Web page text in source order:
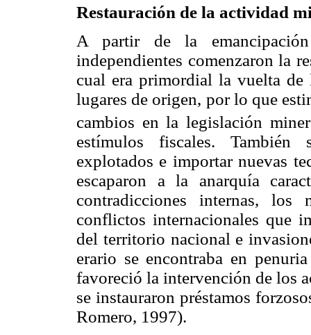
Restauración de la actividad
A partir de la
independientes comenzaron la
cual era primordial la vuelta
lugares de origen, por lo que
cambios en la legislación
estímulos fiscales.
explotados e importar nuevas
escaparon a la anarquía
contradicciones internas,
conflictos internacionales que
del territorio nacional e
erario se encontraba en
favoreció la intervención de los
se instauraron préstamos
Romero, 1997).